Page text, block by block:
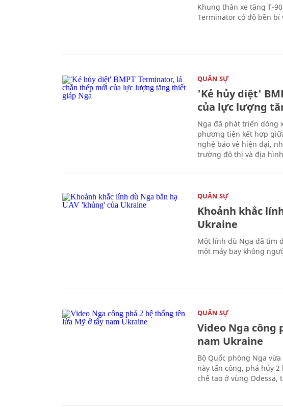
Khung thân xe tăng T-
Terminator có độ bền bỉ
QUÂN SỰ
'Kẻ hủy diệt'
của lực lượng
Nga đã phát triển dòng
phương tiện kết hợp
nghệ bảo vệ hiện đại,
trường đô thị và địa
QUÂN SỰ
Khoảnh khắc
Ukraine
Một lính dù Nga đã tìm
một máy bay không
QUÂN SỰ
Video Nga công
nam Ukraine
Bộ Quốc phòng Nga
này tấn công, phá hủy
chế tạo ở vùng Odessa,